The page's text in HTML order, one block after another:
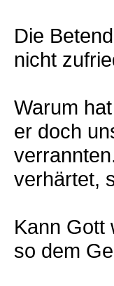
Die
nicht
Warum
er doch
verhärtet,
Kann Gott
so dem